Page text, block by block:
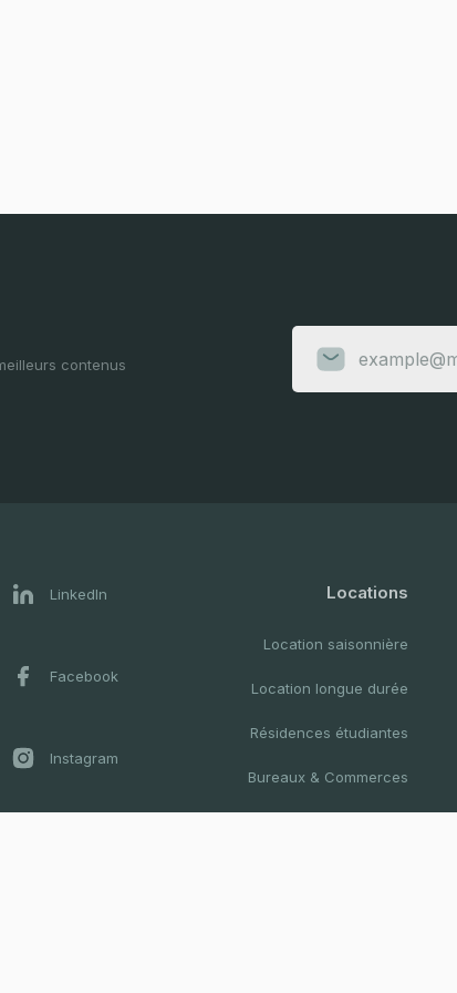
contenus
LinkedIn
Facebook
Instagram
Locations
Location saisonnière
Location longue durée
Résidences étudiantes
Bureaux & Commerces